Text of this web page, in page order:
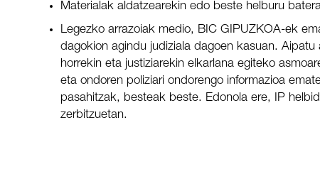
Materialak aldatzearekin edo beste helburu
Legezko arrazoiak medio, BIC GIPUZKOA-ek
dagokion agindu judiziala dagoen kasuan.
horrekin eta justiziarekin elkarlana egiteko
eta ondoren poliziari ondorengo informazioa
pasahitzak, besteak beste. Edonola ere, IP
zerbitzuetan.